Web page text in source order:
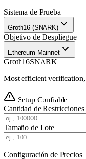
Sistema de Prueba
Groth16 (SNARK)
Objetivo de Despliegue
Ethereum Mainnet
Groth16SNARK
Most efficient verification,
Setup Confiable
Cantidad de Restricciones
Tamaño de Lote
Configuración de Precios